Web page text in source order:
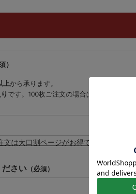
）
上から承ります。
です。100枚ご注文の場合は、
は大口割ページがお得です
さい（必須）